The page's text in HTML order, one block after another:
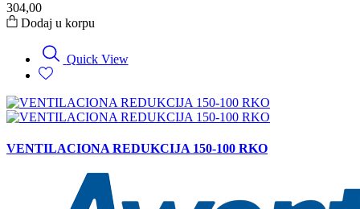
304,00
Dodaj u korpu
Quick View
VENTILACIONA REDUKCIJA 150-100 RKO